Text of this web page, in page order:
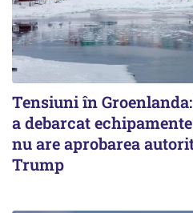
Tensiuni în
a debarcat
nu are aprobarea
Trump